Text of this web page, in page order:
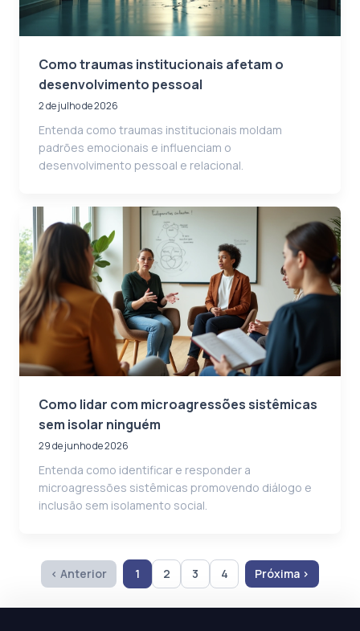
Como traumas institucionais afetam o
desenvolvimento pessoal
2 de julho de 2026
Entenda como traumas institucionais moldam
padrões emocionais e influenciam o
desenvolvimento pessoal e relacional.
Como lidar com microagressões sistêmicas
sem isolar ninguém
29 de junho de 2026
Entenda como identificar e responder a
microagressões sistêmicas promovendo diálogo e
inclusão sem isolamento social.
‹ Anterior 1 2 3 4 Próxima ›